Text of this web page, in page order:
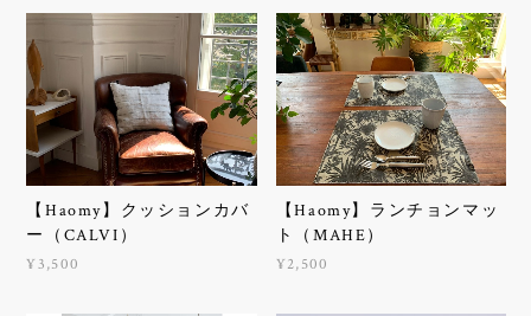
【Haomy】クッションカバ
ー（CALVI）
¥3,500
【Haomy】ランチョンマッ
ト（MAHE）
¥2,500